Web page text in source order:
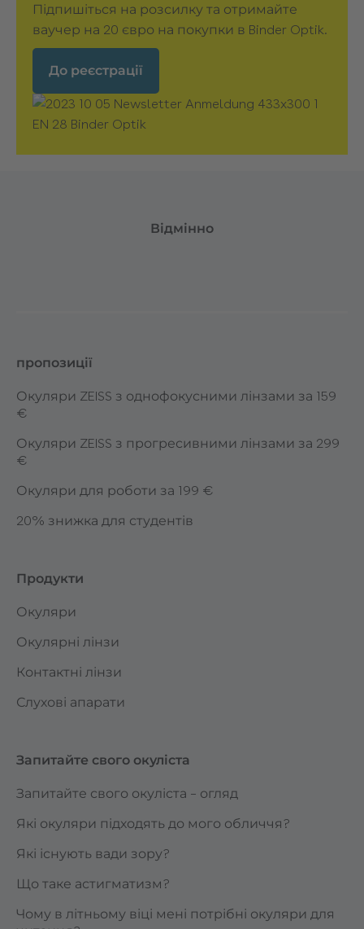
Підпишіться на розсилку та отримайте
ваучер на 20 євро на покупки в Binder Optik.
До реєстрації
Відмінно
пропозиції
Окуляри ZEISS з однофокусними лінзами за 159
€
Окуляри ZEISS з прогресивними лінзами за 299
€
Окуляри для роботи за 199 €
20% знижка для студентів
Продукти
Окуляри
Окулярні лінзи
Контактні лінзи
Слухові апарати
Запитайте свого окуліста
Запитайте свого окуліста – огляд
Які окуляри підходять до мого обличчя?
Які існують вади зору?
Що таке астигматизм?
Чому в літньому віці мені потрібні окуляри для